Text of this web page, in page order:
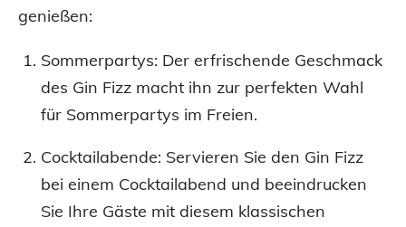
genießen:
Sommerpartys: Der erfrischende Geschmack
des Gin Fizz macht ihn zur perfekten Wahl
für Sommerpartys im Freien.
Cocktailabende: Servieren Sie den Gin Fizz
bei einem Cocktailabend und beeindrucken
Sie Ihre Gäste mit diesem klassischen